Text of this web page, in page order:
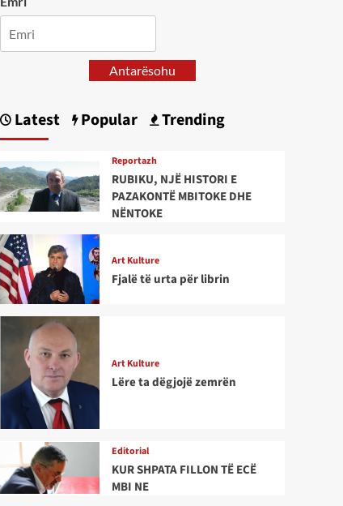
Antarësohu
Latest Popular Trending
Reportazh
RUBIKU, NJË HISTORI E
PAZAKONTË MBITOKE DHE
NËNTOKE
Art Kulture
Fjalë të urta për librin
Art Kulture
Lëre ta dëgjojë zemrën
Editorial
KUR SHPATA FILLON TË ECË
MBI NE